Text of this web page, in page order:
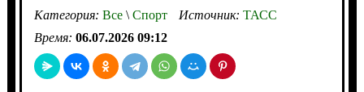
Категория: Все\Спорт Источник: ТАСС
Время: 06.07.2026 09:12